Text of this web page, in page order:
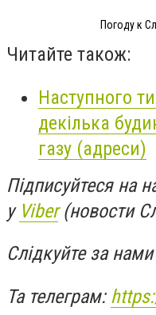
Погоду к
Читайте також:
Наступного
декілька
газу (адреси)
Підписуйтеся на
у Viber(новости
Слідкуйте за
Та телеграм: